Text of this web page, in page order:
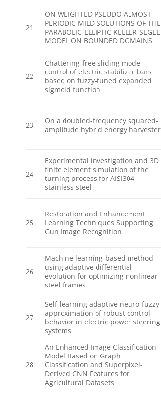
21
ON WEIGHTED PSEUDO ALMOST
PERIODIC MILD SOLUTIONS OF THE
PARABOLIC-ELLIPTIC KELLER-SEGEL
MODEL ON BOUNDED DOMAINS
22
Chattering-free sliding mode
control of electric stabilizer bars
based on fuzzy-tuned expanded
sigmoid function
23
On a doubled-frequency squared-
amplitude hybrid energy harvester
24
Experimental investigation and 3D
finite element simulation of the
turning process for AISI304
stainless steel
25
Restoration and Enhancement
Learning Techniques Supporting
Gun Image Recognition
26
Machine learning‑based method
using adaptive differential
evolution for optimizing nonlinear
steel frames
27
Self-learning adaptive neuro-fuzzy
approximation of robust control
behavior in electric power steering
systems
28
An Enhanced Image Classification
Model Based on Graph
Classification and Superpixel-
Derived CNN Features for
Agricultural Datasets